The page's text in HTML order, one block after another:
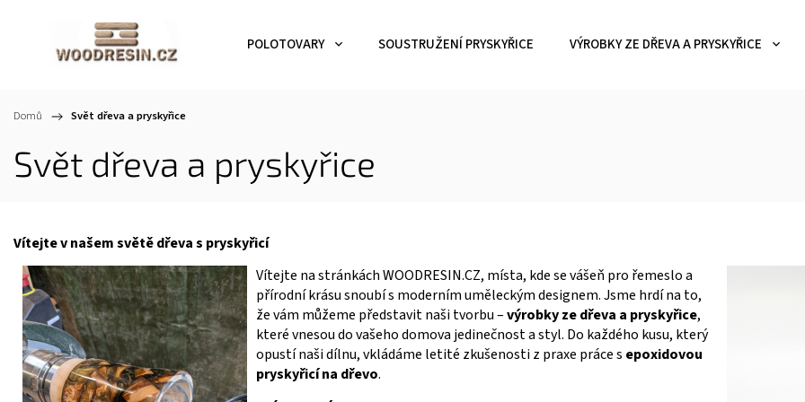
POLOTOVARY SOUSTRUŽENÍ PRYSKYŘICE VÝROBKY ZE DŘEVA A PRYSKYŘICE
Domů / Svět dřeva a pryskyřice
Svět dřeva a pryskyřice
Vítejte v našem světě dřeva s pryskyřicí
Vítejte na stránkách WOODRESIN.CZ, místa, kde se vášeň pro řemeslo a
přírodní krásu snoubí s moderním uměleckým designem. Jsme hrdí na to,
že vám můžeme představit naši tvorbu –výrobky ze dřeva a pryskyřice,
které vnesou do vašeho domova jedinečnost a styl. Do každého kusu, který
opustí naši dílnu, vkládáme letité zkušenosti z praxe práce s epoxidovou
pryskyřicí na dřevo.